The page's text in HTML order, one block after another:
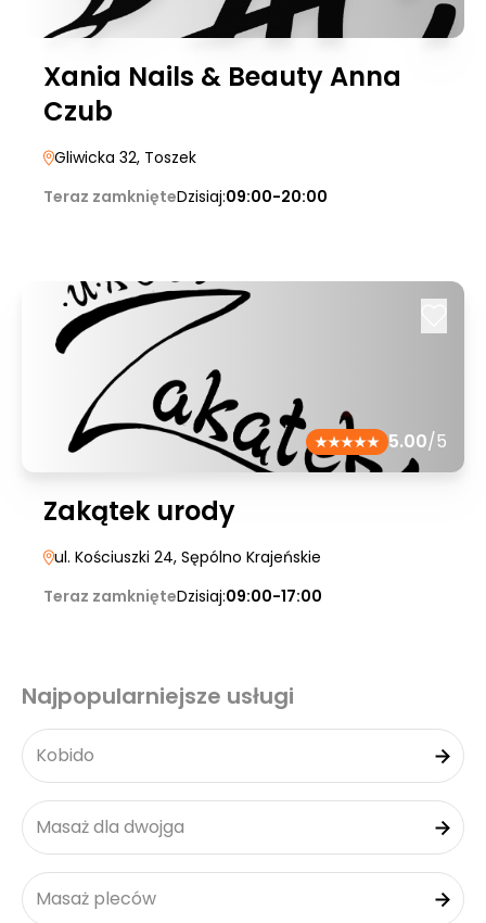
Xania Nails & Beauty Anna
Czub
Gliwicka 32, Toszek
Teraz zamknięteDzisiaj:09:00-20:00
5.00/5
Zakątek urody
ul. Kościuszki 24, Sępólno Krajeńskie
Teraz zamknięteDzisiaj:09:00-17:00
Najpopularniejsze usługi
Kobido
Masaż dla dwojga
Masaż pleców